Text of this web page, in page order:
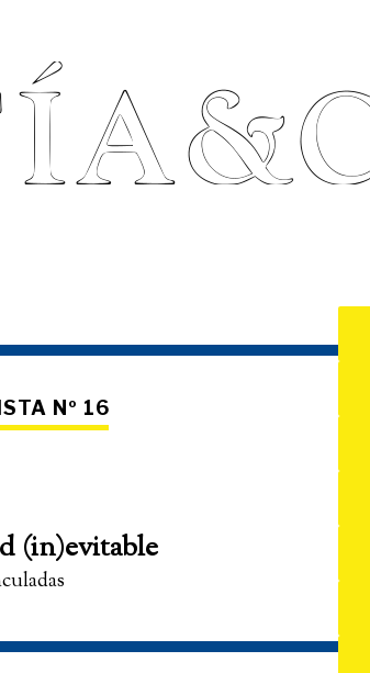
Nº 16
(in)evitable